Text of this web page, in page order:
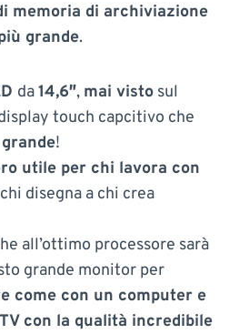
memoria di archiviazione
grande.
da14,6″, mai vistosul
touch capcitivo che
!
utile per chi lavora con
disegna a chi crea
all’ottimo processore sarà
grande monitor per
come con un computer e
con la qualità incredibile